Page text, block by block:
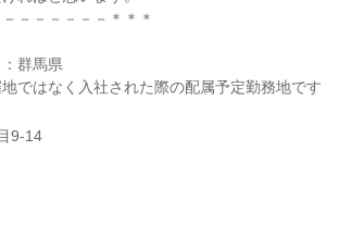
－－－－－－＊＊＊
群馬県
ではなく入社された際の配属予定勤務地です
9-14